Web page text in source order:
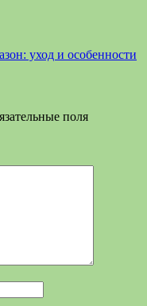
уход и особенности
поля